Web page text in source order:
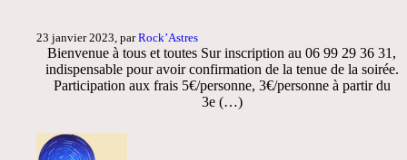
23 janvier 2023, parRock’Astres
Bienvenue à tous et toutes Sur inscription au 06 99 29 36 31,
indispensable pour avoir confirmation de la tenue de la soirée.
Participation aux frais 5€/personne, 3€/personne à partir du
3e (…)